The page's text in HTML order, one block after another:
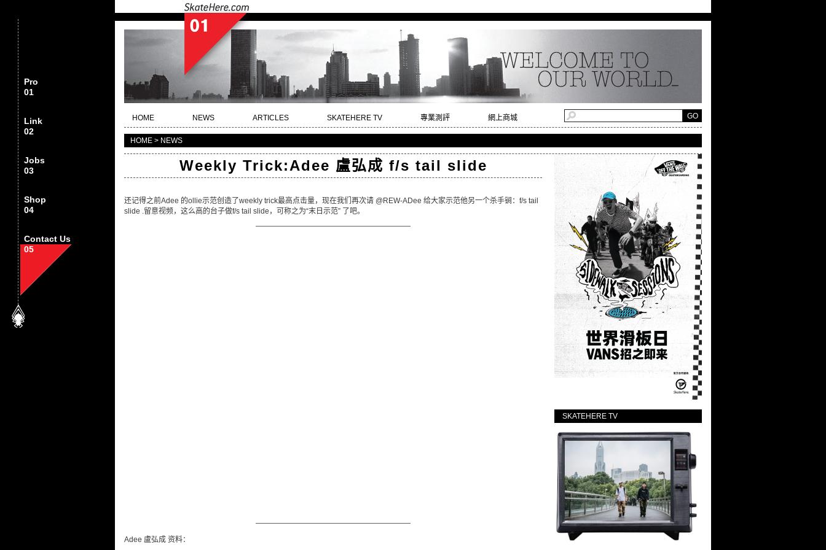
Pro
01
Link
02
Jobs
03
Shop
04
Contact Us
05
HOME NEWS ARTICLES SKATEHERE TV 專業測評 網上商城
HOME > NEWS
Weekly Trick:Adee 盧弘成 f/s tail slide
还记得之前Adee 的ollie示范创造了weekly trick最高点击量，现在我们再次请 @REW-ADee 给大家示范他另一个杀手锏：f/s tail
slide .留意视频，这么高的台子做f/s tail slide，可称之为“末日示范” 了吧。
—————————————————————
—————————————————————
Adee 盧弘成 资料：
SKATEHERE TV